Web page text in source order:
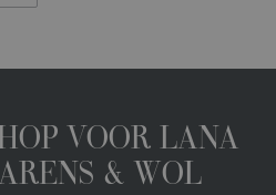
VOOR LANA
& WOL